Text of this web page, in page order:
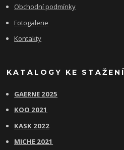
Obchodní podmínky
Fotogalerie
Kontakty
KATALOGY KE STAŽENÍ
GAERNE 2025
KOO 2021
KASK 2022
MICHE 2021